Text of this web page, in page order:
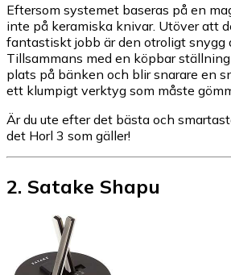
Eftersom systemet baseras på en
inte på keramiska knivar. Utöver att
fantastiskt jobb är den otroligt snygg
Tillsammans med en köpbar
plats på bänken och blir snarare en
ett klumpigt verktyg som måste
Är du ute efter det bästa och
det Horl 3 som gäller!
2. Satake Shapu